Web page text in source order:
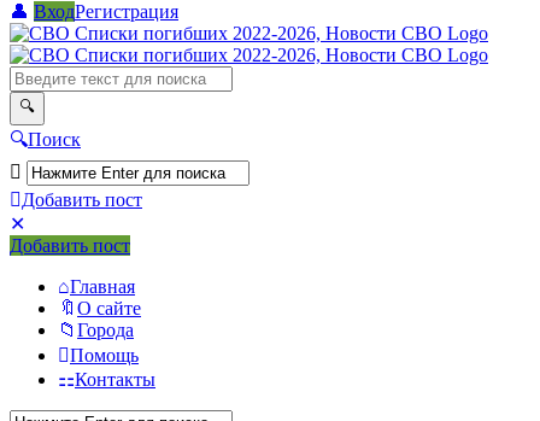
ВходРегистрация
СВО
Списки
погибших
2022-
2026,
Новости
СВО
Поиск
Добавить пост
Мобильное
меню
Добавить пост
Главная
О сайте
Города
Помощь
Контакты